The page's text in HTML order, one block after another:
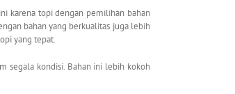
karena topi dengan pemilihan bahan
bahan yang berkualitas juga lebih
yang tepat.
segala kondisi. Bahan ini lebih kokoh